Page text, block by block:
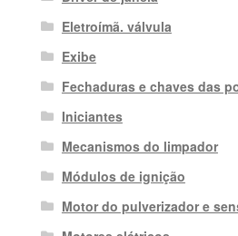
Eletroímã. válvula
Exibe
Fechaduras e chaves das
Iniciantes
Mecanismos do limpador
Módulos de ignição
Motor do pulverizador e